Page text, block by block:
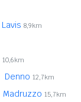
Lavis 8,9km
10,6km
Denno 12,7km
Madruzzo 15,7km